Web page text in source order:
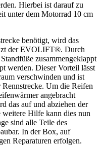
Hierbei ist darauf zu
unter dem Motorrad 10 cm
benötigt, wird das
der EVOLIFT®. Durch
zusammengeklappt
werden. Dieser Vorteil lässt
verschwinden und ist
Um die Reifen
angebracht
das auf und abziehen der
Hilfe kann dies nun
sind alle Teile des
In der Box, auf
Reparaturen erfolgen.